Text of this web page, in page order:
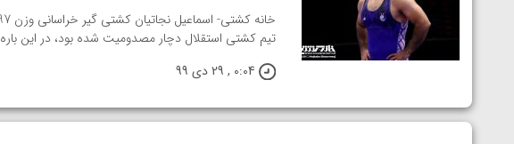
تیم کشتی استقلال دچار مصدومیت شده بود، در این
0:04 , 29 دی 99